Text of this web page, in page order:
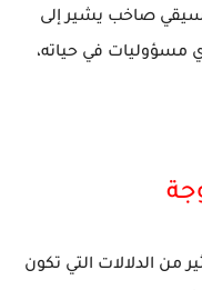
صاخب يشير إلى
مسؤوليات في حياته،
من الدلالات التي تكون